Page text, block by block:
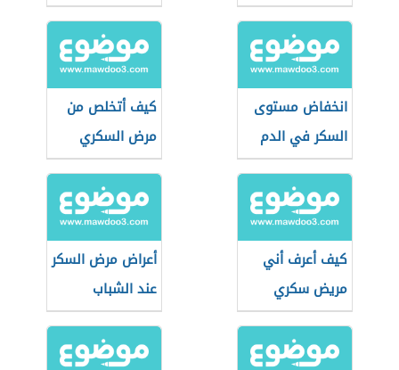
انخفاض مستوى
السكر في الدم
كيف أتخلص من
مرض السكري
كيف أعرف أني
مريض سكري
أعراض مرض السكر
عند الشباب